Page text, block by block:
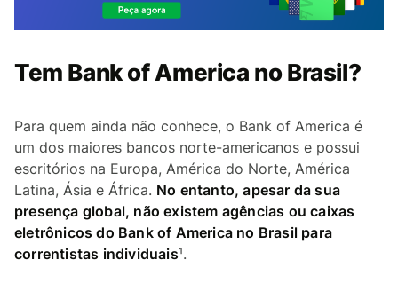
Tem Bank of America no Brasil?
Para quem ainda não conhece, o Bank of America é
um dos maiores bancos norte-americanos e possui
escritórios na Europa, América do Norte, América
Latina, Ásia e África. No entanto, apesar da sua
presença global, não existem agências ou caixas
eletrônicos do Bank of America no Brasil para
correntistas individuais¹.